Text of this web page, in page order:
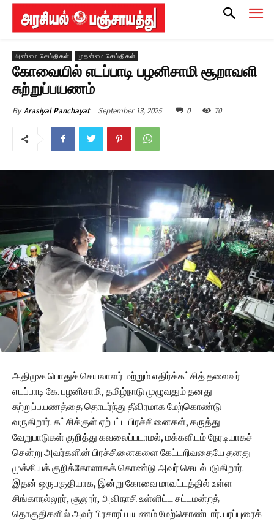
அண்மை செய்திகள் முதன்மை செய்திகள்
கோவையில் எடப்பாடி பழனிசாமி சூறாவளி
சுற்றுப்பயணம்
By Arasiyal Panchayat September 13, 2025 0 70
அதிமுக பொதுச் செயலாளர் மற்றும் எதிர்க்கட்சித் தலைவர்
எடப்பாடி கே. பழனிசாமி, தமிழ்நாடு முழுவதும் தனது
சுற்றுப்பயணத்தை தொடர்ந்து தீவிரமாக மேற்கொண்டு
வருகிறார். கட்சிக்குள் ஏற்பட்ட பிரச்சினைகள், கருத்து
வேறுபாடுகள் குறித்து கவலைப்படாமல், மக்களிடம் நேரடியாகச்
சென்று அவர்களின் பிரச்சினைகளை கேட்டறிவதையே தனது
முக்கியக் குறிக்கோளாகக் கொண்டு அவர் செயல்படுகிறார்.
இதன் ஒருபகுதியாக, இன்று கோவை மாவட்டத்தில் உள்ள
சிங்காநல்லூர், சூலூர், அவிநாசி உள்ளிட்ட சட்டமன்றத்
தொகுதிகளில் அவர் பிரசாரப் பயணம் மேற்கொண்டார். பரப்புரைக்